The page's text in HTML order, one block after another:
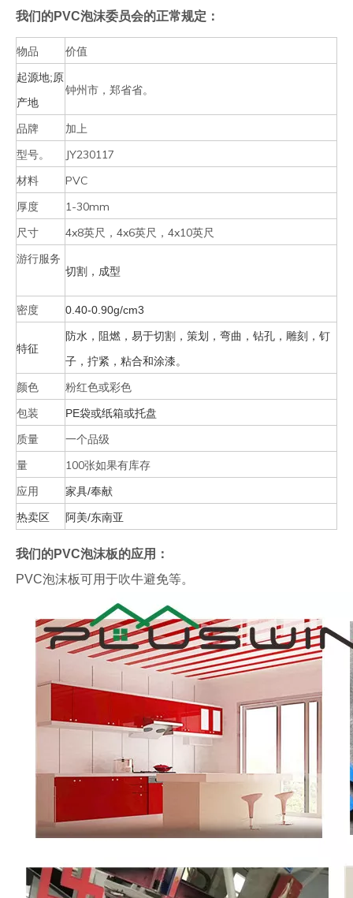
我们的PVC泡沫委员会的正常规定：
物品 价值
起源地;原
产地
钟州市，郑省省。
品牌
加上
型号。
JY230117
材料
PVC
厚度
1-30mm
尺寸
4x8英尺，4x6英尺，4x10英尺
游行服务
切割，成型
密度 0.40-0.90g/cm3
特征
防水，阻燃，易于切割，策划，弯曲，钻孔，雕刻，钉
子，拧紧，粘合和涂漆。
颜色
粉红色或彩色
包装
PE袋或纸箱或托盘
质量
一个品级
量
100张如果有库存
应用
家具/奉献
热卖区 阿美/东南亚
我们的PVC泡沫板的应用：
PVC泡沫板可用于吹牛避免等。